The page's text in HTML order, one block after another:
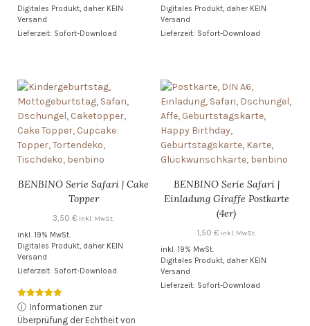
war:
ist:
Digitales Produkt, daher KEIN
Versand
Lieferzeit: Sofort-Download
Digitales Produkt, daher KEIN
Versand
Lieferzeit: Sofort-Download
BENBINO Serie Safari | Cake
Topper
3,50€ inkl. MwSt.
inkl. 19% MwSt.
Digitales Produkt, daher KEIN
Versand
Lieferzeit: Sofort-Download
Bewertet mit
5.00
von 5
ⓘ Informationen zur
Überprüfung der Echtheit von
BENBINO Serie Safari |
Einladung Giraffe Postkarte
(4er)
1,50€ inkl. MwSt.
inkl. 19% MwSt.
Digitales Produkt, daher KEIN
Versand
Lieferzeit: Sofort-Download